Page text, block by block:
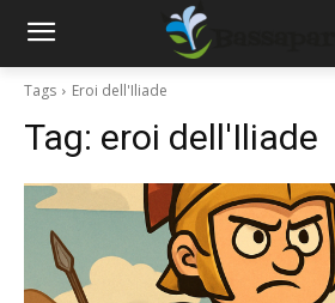
Tags Eroi dell'Iliade
Tag: eroi dell'Iliade